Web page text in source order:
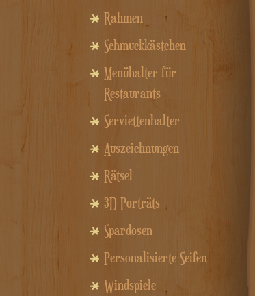
Rahmen
Schmuckkästchen
Menühalter für
Restaurants
Serviettenhalter
Auszeichnungen
Rätsel
3D-Porträts
Spardosen
Personalisierte Seifen
Windspiele